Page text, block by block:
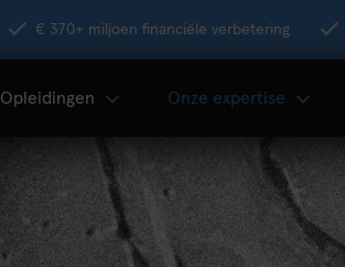
€ 370+ miljoen financiële verbetering
Opleidingen Onze expertise